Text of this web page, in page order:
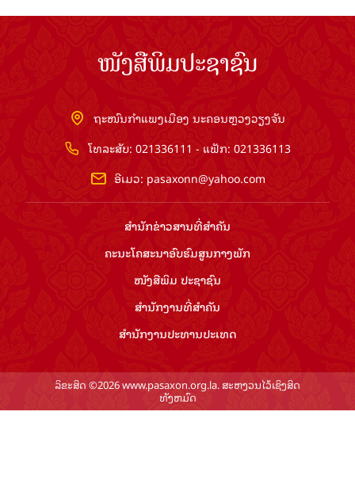
ໜັງສືພິມປະຊາຊົນ
ຖະໜົນກຳແພງເມືອງ ນະຄອນຫຼວງວຽງຈັນ
ໂທລະສັບ: 021336111 - ແຟັກ: 021336113
ອີເມວ: pasaxonn@yahoo.com
ສຳ​ນັກ​ຂ່າວ​ສານ​ທີ່​ສຳ​ຄັນ​
ຄະນະໂຄສະນາອົບຮົມ​ສູນ​ກາງ​ພັກ
ໜັງສືພິມ ປະ​ຊາ​ຊົນ
ສຳ​ນັກ​ງານ​ທີ່​ສຳ​ຄັນ
ສຳ​ນັກ​ງານ​ປະ​ທານ​ປະ​ເທດ
ລິຂະສິດ ©2026 www.pasaxon.org.la. ສະຫງວນໄວ້ເຊິງສິດ
ທັງຫມົດ